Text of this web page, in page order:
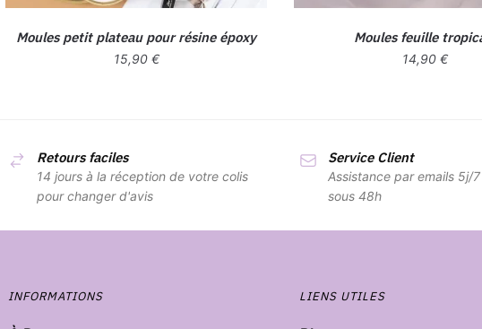
Moules petit plateau pour résine époxy
15,90 €
Moules feuille
14,90 €
Retours faciles
14 jours à la réception de votre colis
pour changer d'avis
Service Client
Assistance par emails 5j/
sous 48h
INFORMATIONS LIENS UTILES